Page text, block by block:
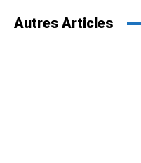
Autres Articles